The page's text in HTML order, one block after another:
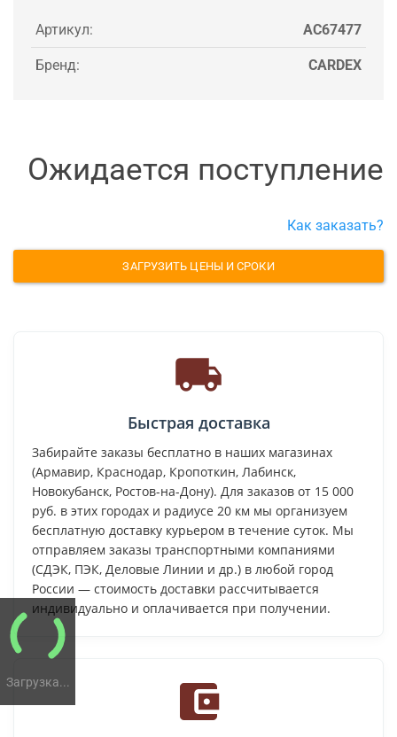
Загрузка...
Артикул: AC67477
Бренд: CARDEX
Ожидается поступление
Как заказать?
ЗАГРУЗИТЬ ЦЕНЫ И СРОКИ
Быстрая доставка
Забирайте заказы бесплатно в наших магазинах
(Армавир, Краснодар, Кропоткин, Лабинск,
Новокубанск, Ростов-на-Дону). Для заказов от 15 000
руб. в этих городах и радиусе 20 км мы организуем
бесплатную доставку курьером в течение суток. Мы
отправляем заказы транспортными компаниями
(СДЭК, ПЭК, Деловые Линии и др.) в любой город
России — стоимость доставки рассчитывается
индивидуально и оплачивается при получении.